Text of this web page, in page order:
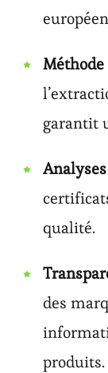
Méthode
garantit
qualité.
des
produits.